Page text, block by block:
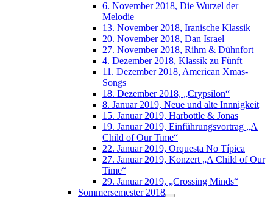
6. November 2018, Die Wurzel der
Melodie
13. November 2018, Iranische Klassik
20. November 2018, Dan Israel
27. November 2018, Rihm & Dühnfort
4. Dezember 2018, Klassik zu Fünft
11. Dezember 2018, American Xmas-
Songs
18. Dezember 2018, „Crypsilon“
8. Januar 2019, Neue und alte Innnigkeit
15. Januar 2019, Harbottle & Jonas
19. Januar 2019, Einführungsvortrag „A
Child of Our Time“
22. Januar 2019, Orquesta No Típica
27. Januar 2019, Konzert „A Child of Our
Time“
29. Januar 2019, „Crossing Minds“
Sommersemester 2018